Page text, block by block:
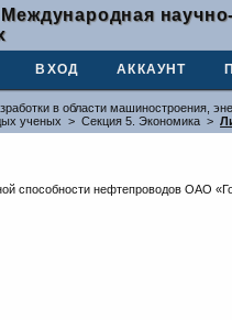
ВХОД АККАУНТ
в области машиностроения,
ученых > Секция 5. Экономика >
способности нефтепроводов ОАО